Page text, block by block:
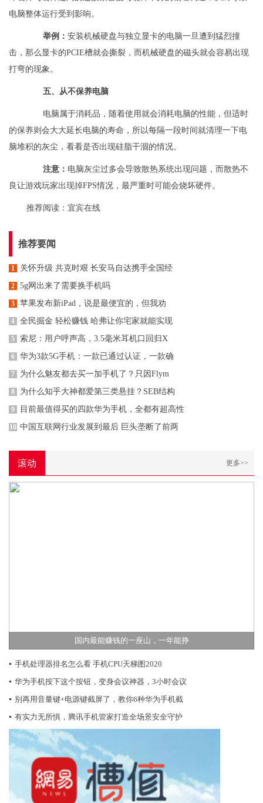
电脑整体运行受到影响。
举例： 安装机械硬盘与独立显卡的电脑一旦遭到猛烈撞
击，那么显卡的PCIE槽就会撕裂，而机械硬盘的磁头就会容易出现
打弯的现象。
五、从不保养电脑
电脑属于消耗品，随着使用就会消耗电脑的性能，但适时
的保养则会大大延长电脑的寿命，所以每隔一段时间就清理一下电
脑堆积的灰尘，看看是否出现硅脂干涸的情况。
注意： 电脑灰尘过多会导致散热系统出现问题，而散热不
良让游戏玩家出现掉FPS情况，最严重时可能会烧坏硬件。
推荐阅读： 宜宾在线
推荐要闻
1 关怀升级 共克时艰 长安马自达携手全国经
2 5g网出来了需要换手机吗
3 苹果发布新iPad，说是最便宜的，但我劝
4 全民掘金 轻松赚钱 哈弗让你宅家就能实现
5 索尼：用户呼声高，3.5毫米耳机口回归X
6 华为3款5G手机：一款已通过认证，一款确
7 为什么魅友都去买一加手机了？只因Flym
8 为什么知乎大神都爱第三类悬挂？SEB结构
9 目前最值得买的四款华为手机，全都有超高性
10 中国互联网行业发展到最后 巨头垄断了前两
滚动 更多>>
国内最能赚钱的一座山，一年能挣
▪ 手机处理器排名怎么看 手机CPU天梯图2020
▪ 华为手机按下这个按钮，变身会议神器，3小时会议
▪ 别再用音量键+电源键截屏了，教你6种华为手机截
▪ 有实力无所惧，腾讯手机管家打造全场景安全守护